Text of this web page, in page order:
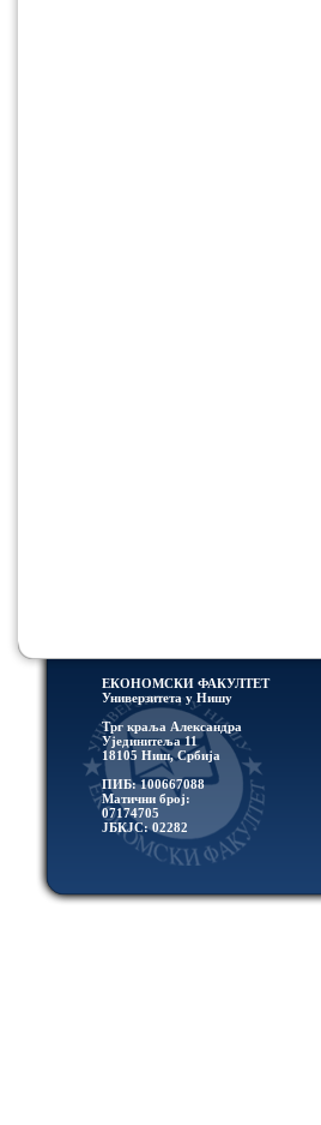
ЕКОНОМСКИ ФАКУЛТЕТ
Универзитетa у Нишу
Трг краља Александра
Ујединитеља 11
18105 Ниш, Србија
ПИБ: 100667088
Матични број:
07174705
ЈБКЈС: 02282